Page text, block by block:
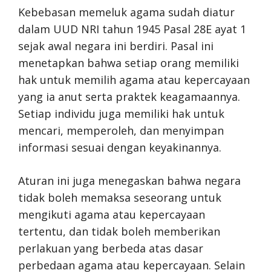
Kebebasan memeluk agama sudah diatur
dalam UUD NRI tahun 1945 Pasal 28E ayat 1
sejak awal negara ini berdiri. Pasal ini
menetapkan bahwa setiap orang memiliki
hak untuk memilih agama atau kepercayaan
yang ia anut serta praktek keagamaannya.
Setiap individu juga memiliki hak untuk
mencari, memperoleh, dan menyimpan
informasi sesuai dengan keyakinannya.
Aturan ini juga menegaskan bahwa negara
tidak boleh memaksa seseorang untuk
mengikuti agama atau kepercayaan
tertentu, dan tidak boleh memberikan
perlakuan yang berbeda atas dasar
perbedaan agama atau kepercayaan. Selain